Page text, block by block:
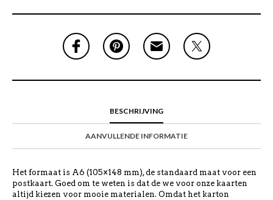
BESCHRIJVING
AANVULLENDE INFORMATIE
Het formaat is A6 (105×148 mm), de standaard maat voor een
postkaart. Goed om te weten is dat de we voor onze kaarten
altijd kiezen voor mooie materialen. Omdat het karton